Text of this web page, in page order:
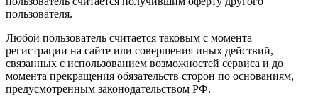
пользователя.
Любой пользователь считается таковым с момента
регистрации на сайте или совершения иных действий,
связанных с использованием возможностей сервиса и до
момента прекращения обязательств сторон по основаниям,
предусмотренным законодательством РФ.